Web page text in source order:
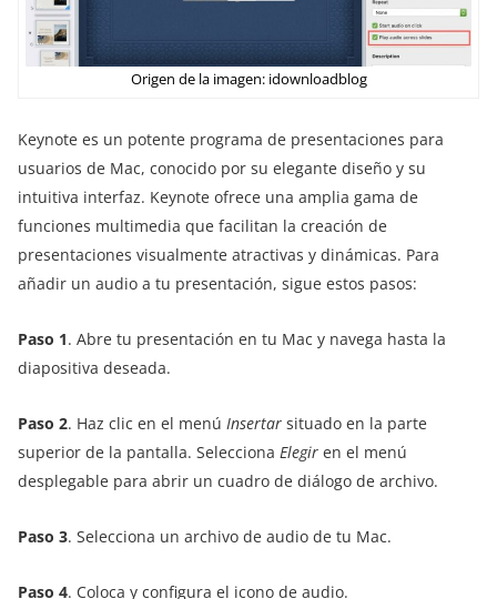
Origen de la imagen: idownloadblog
Keynote es un potente programa de presentaciones para
usuarios de Mac, conocido por su elegante diseño y su
intuitiva interfaz. Keynote ofrece una amplia gama de
funciones multimedia que facilitan la creación de
presentaciones visualmente atractivas y dinámicas. Para
añadir un audio a tu presentación, sigue estos pasos:
Paso 1. Abre tu presentación en tu Mac y navega hasta la
diapositiva deseada.
Paso 2. Haz clic en el menú Insertar situado en la parte
superior de la pantalla. Selecciona Elegir en el menú
desplegable para abrir un cuadro de diálogo de archivo.
Paso 3. Selecciona un archivo de audio de tu Mac.
Paso 4. Coloca y configura el icono de audio.